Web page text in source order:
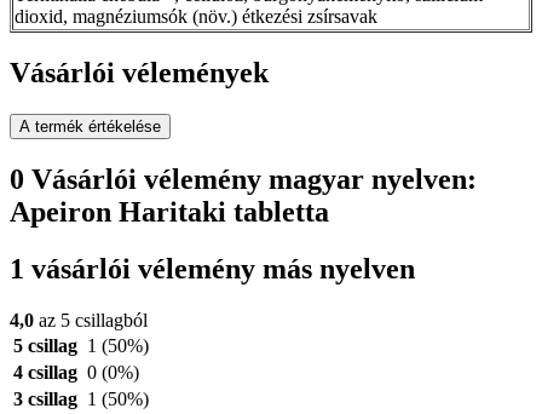
dioxid, magnéziumsók (növ.) étkezési zsírsavak
Vásárlói vélemények
A termék értékelése
0 Vásárlói vélemény magyar nyelven:
Apeiron Haritaki tabletta
1 vásárlói vélemény más nyelven
4,0 az 5 csillagból
5 csillag 1 (50%)
4 csillag 0 (0%)
3 csillag 1 (50%)